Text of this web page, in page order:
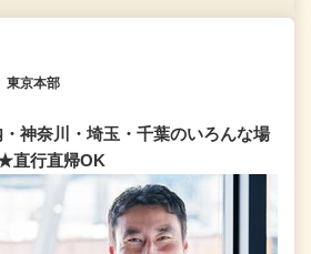
京本部
神奈川・埼玉・千葉のいろんな場
直行直帰OK